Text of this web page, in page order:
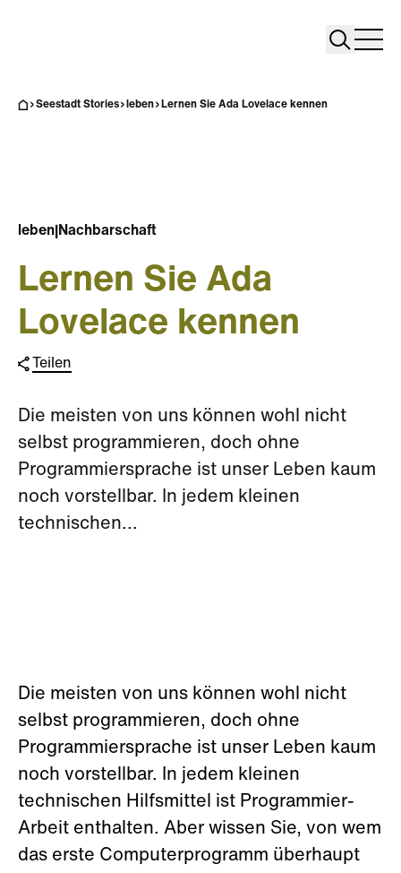
Search
Seestadt Stories leben Lernen Sie Ada Lovelace kennen
leben Nachbarschaft
Lernen Sie Ada
Lovelace kennen
Teilen
Die meisten von uns können wohl nicht
selbst programmieren, doch ohne
Programmiersprache ist unser Leben kaum
noch vorstellbar. In jedem kleinen
technischen...
Die meisten von uns können wohl nicht
selbst programmieren, doch ohne
Programmiersprache ist unser Leben kaum
noch vorstellbar. In jedem kleinen
technischen Hilfsmittel ist Programmier-
Arbeit enthalten. Aber wissen Sie, von wem
das erste Computerprogramm überhaupt